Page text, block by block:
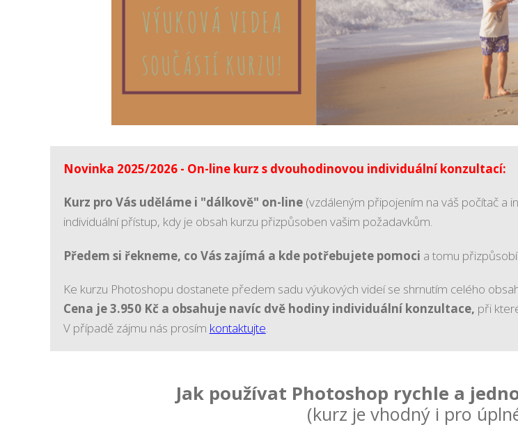
Novinka 2025/2026 - On-line kurz s dvouhodinovou individuální konzultací:
Kurz pro Vás uděláme i "dálkově" on-line(vzdáleným připojením na váš počítač a
individuální přístup, kdy je obsah kurzu přizpůsoben vašim požadavkům.
Předem si řekneme, co Vás zajímá a kde potřebujete pomoci a tomu
Ke kurzu Photoshopu dostanete předem sadu výukových videí se shrnutím celého
Cena je 3.950 Kč a obsahuje navíc dvě hodiny individuální konzultace, při
V případě zájmu nás prosím kontaktujte.
Jak používat Photoshop rychle a
(kurz je vhodný i pro